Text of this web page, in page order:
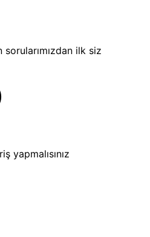
sorularımızdan ilk siz
yapmalısınız